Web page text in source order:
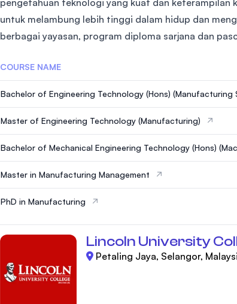
SEGi University Kota
untuk melambung lebih tinggi dalam hidup dan
berbagai yayasan, program diploma sarjana dan
COURSE NAME
Bachelor of Engineering Technology (Hons) (Manufacturing
Master of Engineering Technology (Manufacturing)
Bachelor of Mechanical Engineering Technology (Hons)
Master in Manufacturing Management
PhD in Manufacturing
Lincoln University
Petaling Jaya, Selangor,